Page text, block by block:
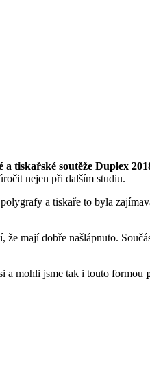
a tiskařské soutěže Duplex
nejen při dalším studiu.
a tiskaře to byla
že mají dobře našlápnuto.
a mohli jsme tak i touto formou